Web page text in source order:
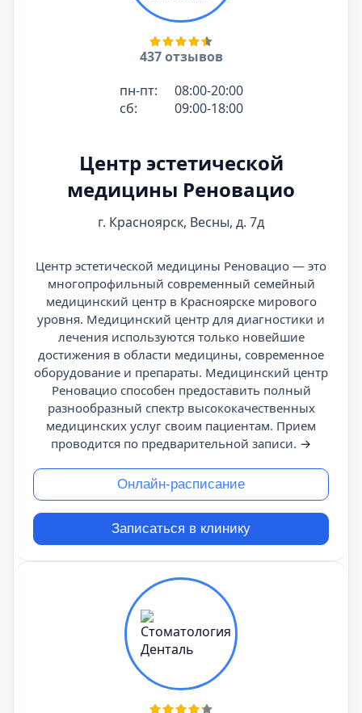
437 отзывов
пн-пт:
08:00-20:00
сб:
09:00-18:00
Центр эстетической
медицины Реновацио
г. Красноярск, Весны, д. 7д
Центр эстетической медицины Реновацио — это
многопрофильный современный семейный
медицинский центр в Красноярске мирового
уровня. Медицинский центр для диагностики и
лечения используются только новейшие
достижения в области медицины, современное
оборудование и препараты. Медицинский центр
Реновацио способен предоставить полный
разнообразный спектр высококачественных
медицинских услуг своим пациентам. Прием
проводится по предварительной записи. →
Онлайн-расписание
Записаться в клинику